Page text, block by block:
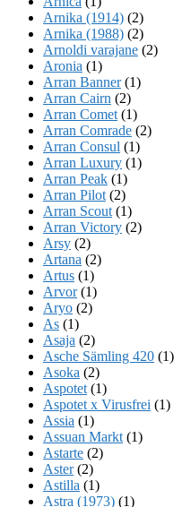
Arnika (1914) (2)
Arnika (1988) (2)
Arnoldi varajane (2)
Aronia (1)
Arran Banner(1)
Arran Cairn (2)
Arran Comet (1)
Arran Comrade (2)
Arran Consul (1)
Arran Luxury (1)
Arran Peak (1)
Arran Pilot (2)
Arran Scout (1)
Arran Victory (2)
Arsy (2)
Artana (2)
Artus (1)
Arvor(1)
Aryo (2)
As (1)
Asaja (2)
Asche Sämling 420 (1)
Asoka (2)
Aspotet (1)
Aspotet x Virusfrei (1)
Assia (1)
Assuan Markt (1)
Astarte (2)
Aster(2)
Astilla (1)
Astra (1973) (1)